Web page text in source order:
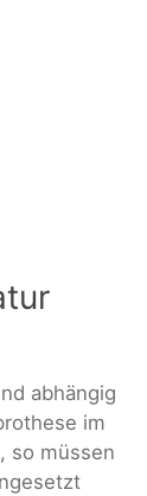
abhängig
im
so müssen